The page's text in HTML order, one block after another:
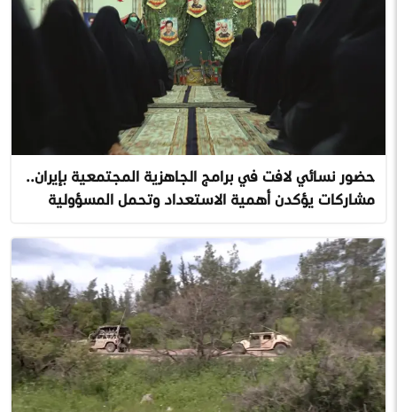
حضور نسائي لافت في برامج الجاهزية المجتمعية بإيران..
مشاركات يؤكدن أهمية الاستعداد وتحمل المسؤولية